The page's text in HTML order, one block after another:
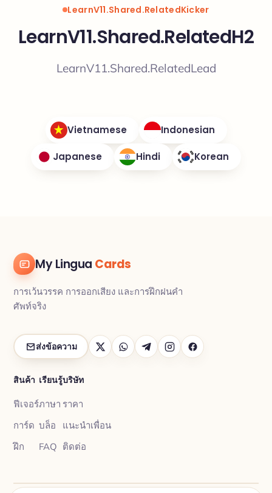
LearnV11.Shared.RelatedKicker
LearnV11.Shared.RelatedH2
LearnV11.Shared.RelatedLead
Vietnamese Indonesian
Japanese Hindi Korean
My Lingua Cards
การเว้นวรรค การออกเสียง และการฝึกฝนคำ
ศัพท์จริง
ส่งข้อความ
สินค้า
ฟีเจอร์
การ์ด
ฝึก
เรียนรู้
ภาษา
บล็อ
FAQ
บริษัท
ราคา
แนะนำเพื่อน
ติดต่อ